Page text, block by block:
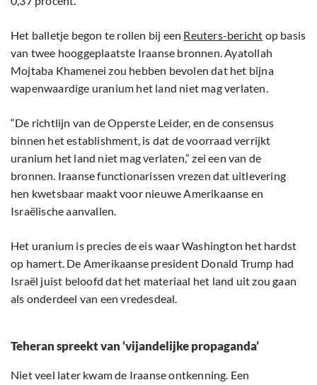
Het balletje begon te rollen bij een Reuters-bericht op basis
van twee hooggeplaatste Iraanse bronnen. Ayatollah
Mojtaba Khamenei zou hebben bevolen dat het bijna
wapenwaardige uranium het land niet mag verlaten.
“De richtlijn van de Opperste Leider, en de consensus
binnen het establishment, is dat de voorraad verrijkt
uranium het land niet mag verlaten,” zei een van de
bronnen. Iraanse functionarissen vrezen dat uitlevering
hen kwetsbaar maakt voor nieuwe Amerikaanse en
Israëlische aanvallen.
Het uranium is precies de eis waar Washington het hardst
op hamert. De Amerikaanse president Donald Trump had
Israël juist beloofd dat het materiaal het land uit zou gaan
als onderdeel van een vredesdeal.
Teheran spreekt van ‘vijandelijke propaganda’
Niet veel later kwam de Iraanse ontkenning. Een